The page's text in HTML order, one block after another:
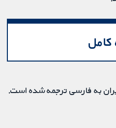
کامل
به فارسی ترجمه شده است.